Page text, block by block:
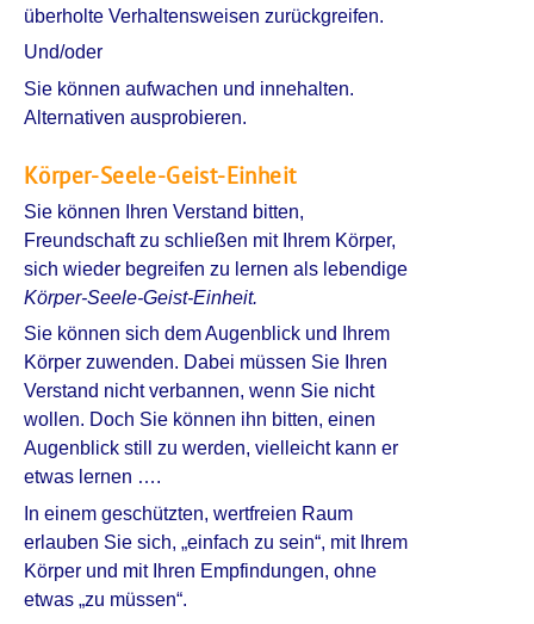
überholte Verhaltensweisen zurückgreifen.
Und/oder
Sie können aufwachen und innehalten.
Alternativen ausprobieren.
Körper-Seele-Geist-Einheit
Sie können Ihren Verstand bitten,
Freundschaft zu schließen mit Ihrem Körper,
sich wieder begreifen zu lernen als lebendige
Körper-Seele-Geist-Einheit.
Sie können sich dem Augenblick und Ihrem
Körper zuwenden. Dabei müssen Sie Ihren
Verstand nicht verbannen, wenn Sie nicht
wollen. Doch Sie können ihn bitten, einen
Augenblick still zu werden, vielleicht kann er
etwas lernen ….
In einem geschützten, wertfreien Raum
erlauben Sie sich, „einfach zu sein“, mit Ihrem
Körper und mit Ihren Empfindungen, ohne
etwas „zu müssen“.